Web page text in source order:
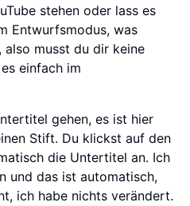
stehen oder lass es
Entwurfsmodus, was
musst du dir keine
einfach im
gehen, es ist hier
Stift. Du klickst auf den
die Untertitel an. Ich
und das ist automatisch,
ich habe nichts verändert.